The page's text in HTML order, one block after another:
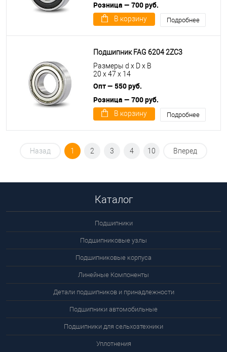
Розница — 700 руб.
В корзину Подробнее
Подшипник FAG 6204 2ZC3
Размеры d x D x B
20 x 47 x 14
Опт — 550 руб.
Розница — 700 руб.
В корзину Подробнее
Назад 1 2 3 4 10 Вперед
Каталог
Подшипники
Подшипниковые узлы
Подшипниковые корпуса
Линейные Компоненты
Детали подшипников и принадлежности
Подшипники автомобильные
Подшипники для сельхозтехники
Уплотнения